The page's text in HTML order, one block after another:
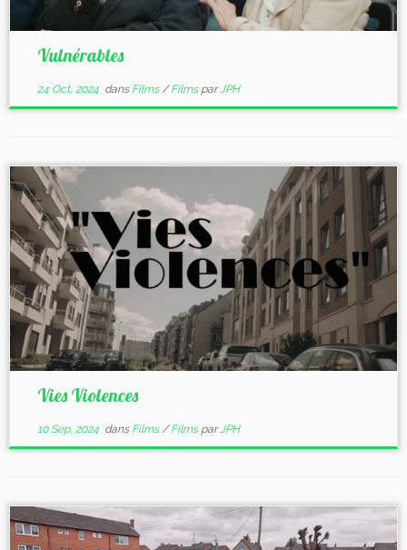
Vulnérables
24 Oct, 2024dans Films/Films parJPH
Vies Violences
10 Sep, 2024dans Films/Films parJPH